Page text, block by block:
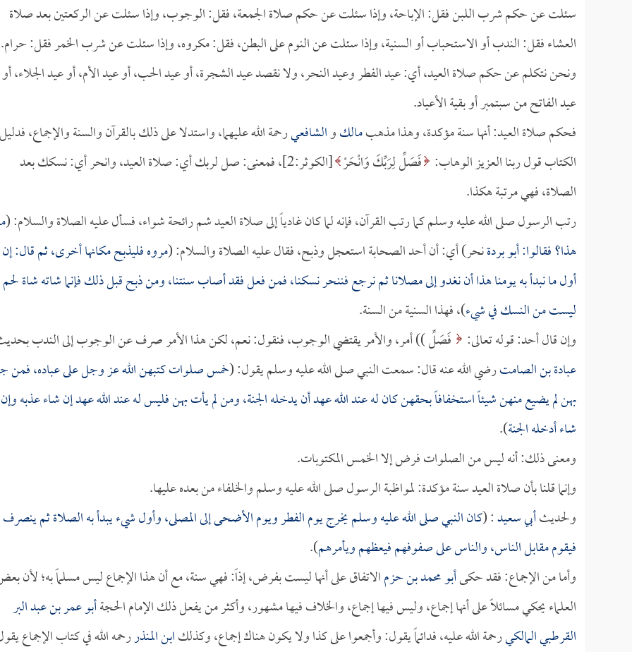
سئلت عن حكم شرب اللبن فقل: الإباحة، وإذا سئلت عن حكم صلاة الجمعة، فقل: الوجوب، وإذا سئلت عن الركعتين بعد صلاة
العشاء فقل: الندب أو الاستحباب أو السنية، وإذا سئلت عن النوم على البطن، فقل: مكروه، وإذا سئلت عن شرب الخمر فقل: حرام.
ونحن نتكلم عن حكم صلاة العيد، أي: عيد الفطر وعيد النحر، ولا نقصد عيد الشجرة، أو عيد الحب، أو عيد الأم، أو عيد الجلاء، أو
عيد الفاتح من سبتمبر أو بقية الأعياد.
فحكم صلاة العيد: أنها سنة مؤكدة، وهذا مذهبمالكوالشافعيرحمة الله عليهما، واستدلا على ذلك بالقرآن والسنة والإجماع، فدليل
الكتاب قول ربنا العزيز الوهاب: فَصَلِّ لِرَبِّكَ وَانْحَرْ
[الكوثر:2]، فمعنى: صل لربك أي: صلاة العيد، وانحر أي: نسكك بعد
الصلاة، فهي مرتبة هكذا.
رتب الرسول صلى الله عليه وسلم كما رتب القرآن، فإنه لما كان غادياً إلى صلاة العيد شم رائحة شواء، فسأل عليه الصلاة والسلام: (
هذا؟ فقالوا:أبو بردةنحر) أي: أن أحد الصحابة استعجل وذبح، فقال عليه الصلاة والسلام: (مروه فليذبح مكانها أخرى، ثم قال: إن
أول ما نبدأ به يومنا هذا أن نغدو إلى مصلانا ثم نرجع فننحر نسكنا، فمن فعل فقد أصاب سنتنا، ومن ذبح قبل ذلك فإنما شاته شاة لحم
ليست من النسك في شيء)، فهذا السنية من السنة.
وإن قال أحد: قوله تعالى:
فَصَلِّ )) أمر، والأمر يقتضي الوجوب، فنقول: نعم، لكن هذا الأمر صرف عن الوجوب إلى الندب
عبادة بن الصامترضي الله عنه قال: سمعت النبي صلى الله عليه وسلم يقول: (خمس صلوات كتبهن الله عز وجل على عباده، فمن
بهن لم يضيع منهن شيئاً استخفافاً بحقهن كان له عند الله عهد أن يدخله الجنة، ومن لم يأت بهن فليس له عند الله عهد إن شاء عذبه وإن
شاء أدخله الجنة).
ومعنى ذلك: أنه ليس من الصلوات فرض إلا الخمس المكتوبات.
وإنما قلنا بأن صلاة العيد سنة مؤكدة: لمواظبة الرسول صلى الله عليه وسلم والخلفاء من بعده عليها.
ولحديثأبي سعيد: (كان النبي صلى الله عليه وسلم يخرج يوم الفطر ويوم الأضحى إلى المصلى، وأول شيء يبدأ به الصلاة ثم ينصرف
فيقوم مقابل الناس، والناس على صفوفهم فيعظهم ويأمرهم).
وأما من الإجماع: فقد حكىأبو محمد بن حزمالاتفاق على أنها ليست بفرض، إذاً: فهي سنة، مع أن هذا الإجماع ليس مسلماً به؛ لأن
العلماء يحكي مسائلاً على أنها إجماع، وليس فيها إجماع، والخلاف فيها مشهور، وأكثر من يفعل ذلك الإمام الحجةأبو عمر بن عبد البر
القرطبي المالكيرحمة الله عليه، فدائماً يقول: وأجمعوا على كذا ولا يكون هناك إجماع، وكذلكابن المنذررحمه الله في كتاب الإجماع